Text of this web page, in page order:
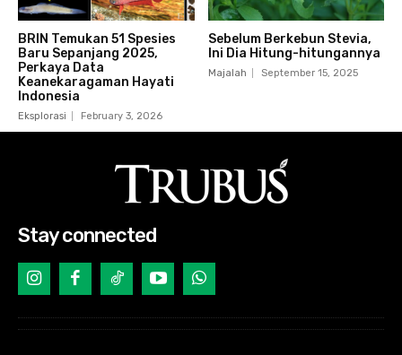
BRIN Temukan 51 Spesies
Baru Sepanjang 2025,
Perkaya Data
Keanekaragaman Hayati
Indonesia
Eksplorasi February 3, 2026
Sebelum Berkebun Stevia,
Ini Dia Hitung-hitungannya
Majalah September 15, 2025
Stay connected